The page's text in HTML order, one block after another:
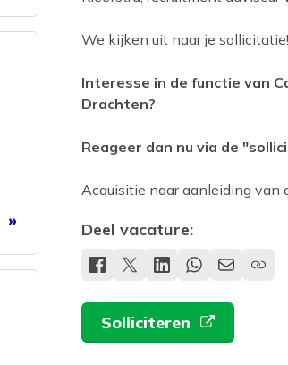
We kijken uit naar je sollicitatie!
Interesse in de functie van
Drachten?
Reageer dan nu via de
Acquisitie naar aanleiding van
Deel vacature:
Solliciteren